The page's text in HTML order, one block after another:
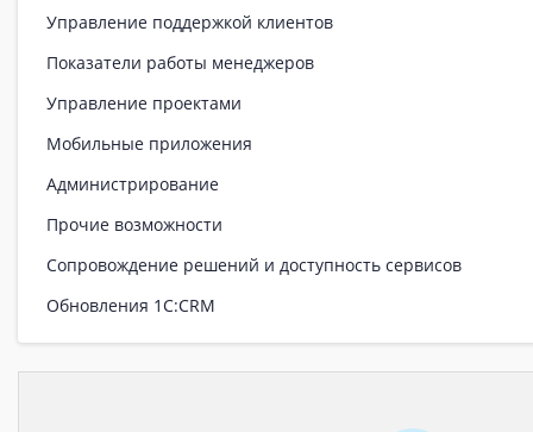
Управление поддержкой клиентов
Показатели работы менеджеров
Управление проектами
Мобильные приложения
Администрирование
Прочие возможности
Сопровождение решений и доступность сервисов
Обновления 1С:CRM